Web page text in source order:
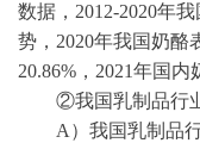
数据 ， 2012-2020年
势，2020年我国奶酪
20.86%，2021年国内
②我国乳制品行
A） 我国乳制品